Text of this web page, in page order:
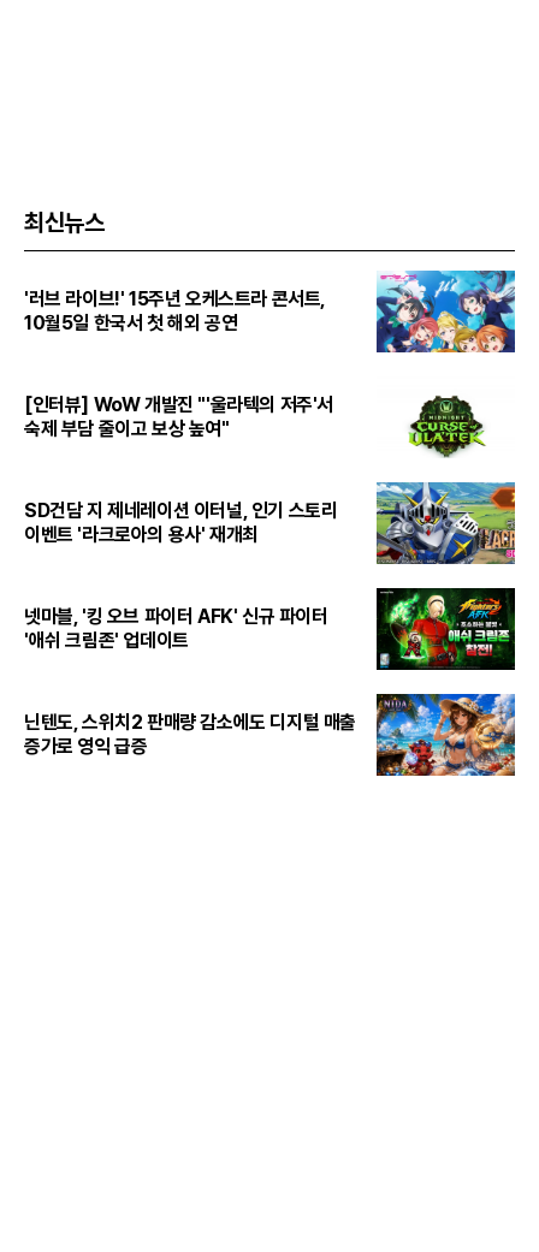
최신뉴스
'러브 라이브!' 15주년 오케스트라 콘서트,
10월5일 한국서 첫 해외 공연
[인터뷰] WoW 개발진 "'울라텍의 저주'서
숙제 부담 줄이고 보상 높여"
SD건담 지 제네레이션 이터널, 인기 스토리
이벤트 '라크로아의 용사' 재개최
넷마블, '킹 오브 파이터 AFK' 신규 파이터
'애쉬 크림존' 업데이트
닌텐도, 스위치2 판매량 감소에도 디지털 매출
증가로 영익 급증